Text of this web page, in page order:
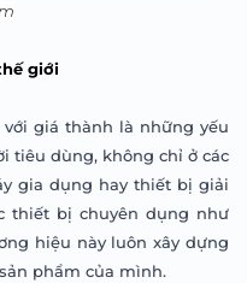
giới
giá thành là những yếu
tiêu dùng, không chỉ ở các
gia dụng hay thiết bị giải
thiết bị chuyên dụng như
hiệu này luônxây dựng
phẩm của mình.